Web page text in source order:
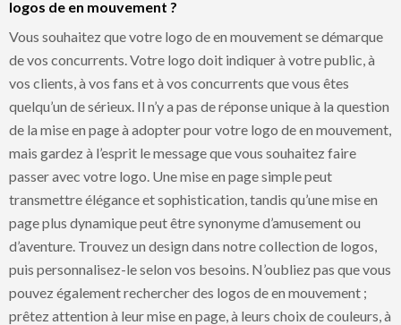
logos de en mouvement ?
Vous souhaitez que votre logo de en mouvement se démarque
de vos concurrents. Votre logo doit indiquer à votre public, à
vos clients, à vos fans et à vos concurrents que vous êtes
quelqu’un de sérieux. Il n’y a pas de réponse unique à la question
de la mise en page à adopter pour votre logo de en mouvement,
mais gardez à l’esprit le message que vous souhaitez faire
passer avec votre logo. Une mise en page simple peut
transmettre élégance et sophistication, tandis qu’une mise en
page plus dynamique peut être synonyme d’amusement ou
d’aventure. Trouvez un design dans notre collection de logos,
puis personnalisez-le selon vos besoins. N’oubliez pas que vous
pouvez également rechercher des logos de en mouvement ;
prêtez attention à leur mise en page, à leurs choix de couleurs, à